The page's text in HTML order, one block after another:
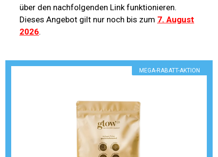
über den nachfolgenden Link funktionieren.
Dieses Angebot gilt nur noch bis zum 7. August
2026.
MEGA-RABATT-AKTION